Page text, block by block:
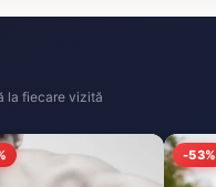
la fiecare vizită
-53%